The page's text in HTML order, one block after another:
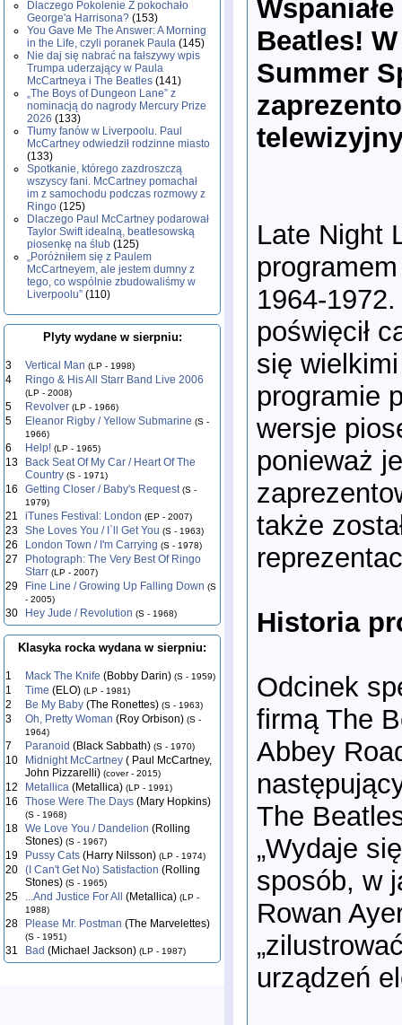
Dlaczego Pokolenie Z pokochało
George'a Harrisona? (153)
You Gave Me The Answer: A Morning
in the Life, czyli poranek Paula (145)
Nie daj się nabrać na fałszywy wpis
Trumpa uderzający w Paula
McCartneya i The Beatles (141)
„The Boys of Dungeon Lane” z
nominacją do nagrody Mercury Prize
2026 (133)
Tłumy fanów w Liverpoolu. Paul
McCartney odwiedził rodzinne miasto
(133)
Spotkanie, którego zazdroszczą
wszyscy fani. McCartney pomachał
im z samochodu podczas rozmowy z
Ringo (125)
Dlaczego Paul McCartney podarował
Taylor Swift idealną, beatlesowską
piosenkę na ślub (125)
„Poróżniłem się z Paulem
McCartneyem, ale jestem dumny z
tego, co wspólnie zbudowaliśmy w
Liverpoolu” (110)
Plyty wydane w sierpniu:
3 Vertical Man (LP - 1998)
4 Ringo & His All Starr Band Live 2006
(LP - 2008)
5 Revolver (LP - 1966)
5 Eleanor Rigby / Yellow Submarine (S -
1966)
6 Help! (LP - 1965)
13
Back Seat Of My Car / Heart Of The
Country (S - 1971)
16 Getting Closer / Baby's Request (S -
1979)
21 iTunes Festival: London (EP - 2007)
23 She Loves You / I`ll Get You (S - 1963)
26 London Town / I'm Carrying (S - 1978)
27
Photograph: The Very Best Of Ringo
Starr (LP - 2007)
29 Fine Line / Growing Up Falling Down (S
- 2005)
30 Hey Jude / Revolution (S - 1968)
Klasyka rocka wydana w sierpniu:
1 Mack The Knife (Bobby Darin) (S - 1959)
1 Time (ELO) (LP - 1981)
2 Be My Baby (The Ronettes) (S - 1963)
3 Oh, Pretty Woman (Roy Orbison) (S -
1964)
7 Paranoid (Black Sabbath) (S - 1970)
10 Midnight McCartney ( Paul McCartney,
John Pizzarelli) (cover - 2015)
12 Metallica (Metallica) (LP - 1991)
16 Those Were The Days (Mary Hopkins)
(S - 1968)
18 We Love You / Dandelion (Rolling
Stones) (S - 1967)
19 Pussy Cats (Harry Nilsson) (LP - 1974)
20 (I Can't Get No) Satisfaction (Rolling
Stones) (S - 1965)
25 ...And Justice For All (Metallica) (LP -
1988)
28 Please Mr. Postman (The Marvelettes)
(S - 1951)
31 Bad (Michael Jackson) (LP - 1987)
Beatles!
Summer
Late Night
1964-
poświęcił
się
programie
wersje
ponieważ
także
Historia
Odcinek
firmą The
Abbey
The
„Wydaje
sposób, w
Rowan
urządzeń